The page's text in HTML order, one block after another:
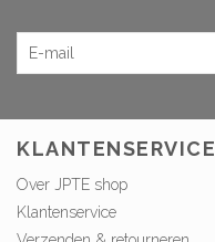
KLANTENSERVICE
Over JPTE shop
Klantenservice